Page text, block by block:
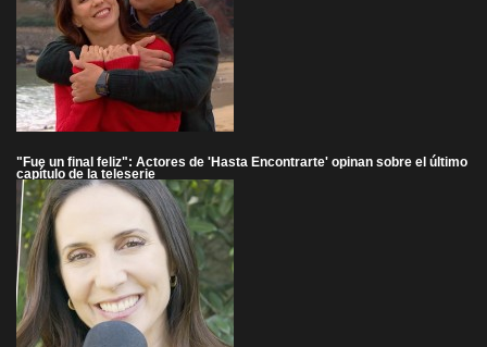
"Fue un final feliz": Actores de 'Hasta Encontrarte' opinan sobre el último
capítulo de la teleserie